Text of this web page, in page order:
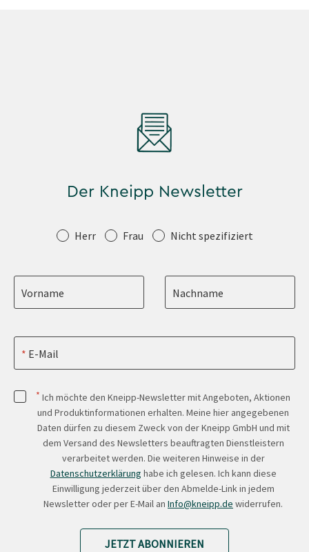
Der Kneipp Newsletter
Anrede Herr Frau Nicht spezifiziert
Vorname Nachname
E-Mail
* Ich möchte den Kneipp-Newsletter mit Angeboten, Aktionen
und Produktinformationen erhalten. Meine hier angegebenen
Daten dürfen zu diesem Zweck von der Kneipp GmbH und mit
dem Versand des Newsletters beauftragten Dienstleistern
verarbeitet werden. Die weiteren Hinweise in der
Datenschutzerklärung habe ich gelesen. Ich kann diese
Einwilligung jederzeit über den Abmelde-Link in jedem
Newsletter oder per E-Mail an Info@kneipp.de widerrufen.
JETZT ABONNIEREN